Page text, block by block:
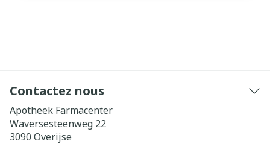
Contactez nous
Apotheek Farmacenter
Waversesteenweg 22
3090 Overijse